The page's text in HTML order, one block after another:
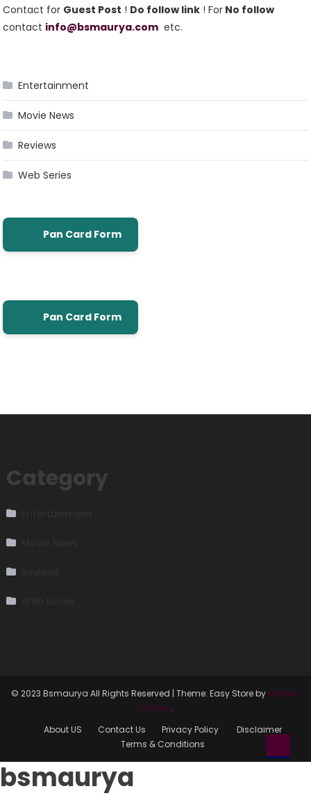
Contact for Guest Post ! Do follow link ! For No follow
contact info@bsmaurya.com etc.
Entertainment
Movie News
Reviews
Web Series
Pan Card Form
Pan Card Form
Category
© 2023 Bsmaurya All Rights Reserved | Theme: Easy Store by Mystery
Themes.
About US
Contact Us Privacy Policy
Disclaimer
Terms & Conditions
bsmaurya